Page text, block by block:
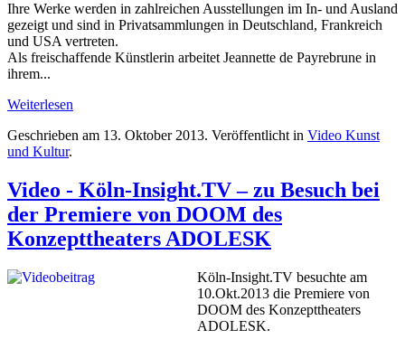
Ihre Werke werden in zahlreichen Ausstellungen im In- und Ausland
gezeigt und sind in Privatsammlungen in Deutschland, Frankreich
und USA vertreten.
Als freischaffende Künstlerin arbeitet Jeannette de Payrebrune in
ihrem...
Weiterlesen
Geschrieben am 13. Oktober 2013. Veröffentlicht in Video Kunst
und Kultur.
Video - Köln-Insight.TV – zu Besuch bei
der Premiere von DOOM des
Konzepttheaters ADOLESK
Köln-Insight.TV besuchte am
10.Okt.2013 die Premiere von
DOOM des Konzepttheaters
ADOLESK.